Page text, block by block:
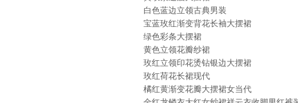
白色蓝边立领古典男装
宝蓝玫红渐变背花长袖大摆裙
绿色彩条大摆裙
黄色立领花瓣纱裙
玫红立领印花烫钻银边大摆裙
玫红荷花长裙现代
橘红黄渐变花瓣大摆裙女当代